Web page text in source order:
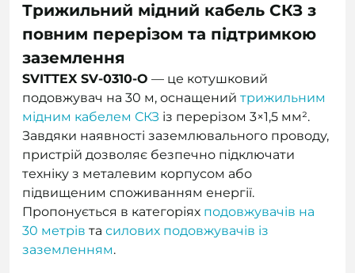
Трижильний мідний кабель СКЗ з
повним перерізом та підтримкою
заземлення
SVITTEX SV-0310-O — це котушковий
подовжувач на 30 м, оснащений трижильним
мідним кабелем СКЗ із перерізом 3×1,5 мм².
Завдяки наявності заземлювального проводу,
пристрій дозволяє безпечно підключати
техніку з металевим корпусом або
підвищеним споживанням енергії.
Пропонується в категоріях подовжувачів на
30 метрів та силових подовжувачів із
заземленням.